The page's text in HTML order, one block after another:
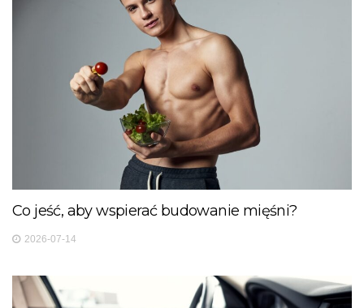
Co jeść, aby wspierać budowanie mięśni?
2026-07-14